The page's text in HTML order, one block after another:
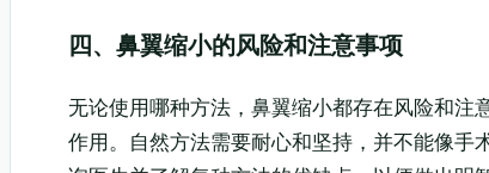
四、鼻翼缩小的风险和注意事项
无论使用哪种方法，鼻翼缩小都存在风险和注
作用。自然方法需要耐心和坚持，并不能像手